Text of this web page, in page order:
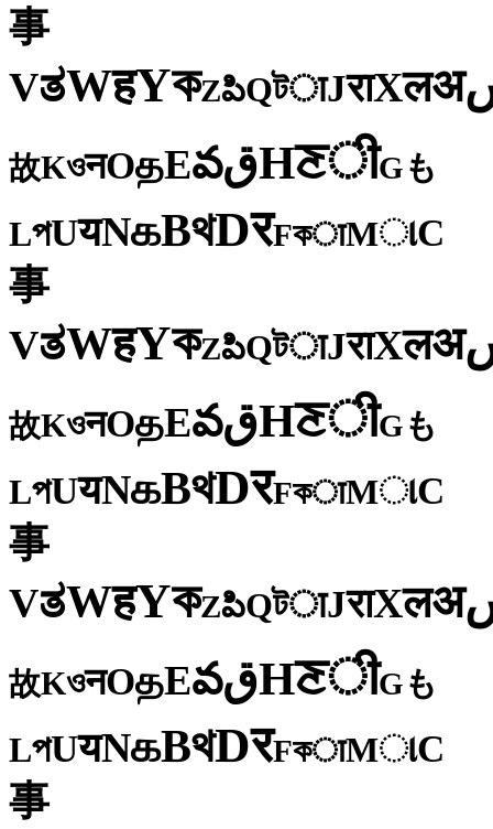
事
VತWहYকZపిQটाJराXलअ
故KওनOதEవقHਣीGも
LপUयNகBথDरFকाMાC
事
VತWहYকZపిQটाJराXलअ
故KওनOதEవقHਣीGも
LপUयNகBথDरFকाMાC
事
VತWहYকZపిQটाJराXलअ
故KওनOதEవقHਣीGも
LপUयNகBথDरFকाMાC
事